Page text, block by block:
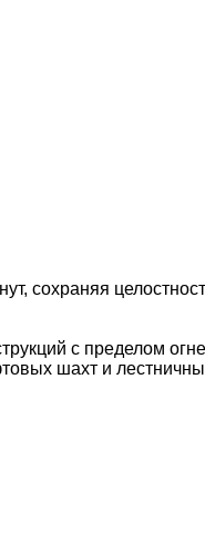
сохраняя
с пределом
шахт и